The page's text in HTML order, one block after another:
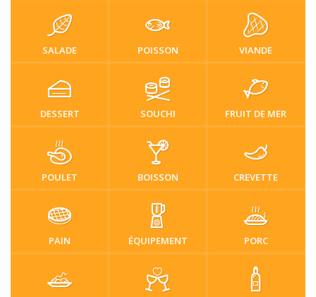
SALADE POISSON VIANDE
DESSERT SOUCHI FRUIT DE MER
POULET BOISSON CREVETTE
PAIN ÉQUIPEMENT PORC